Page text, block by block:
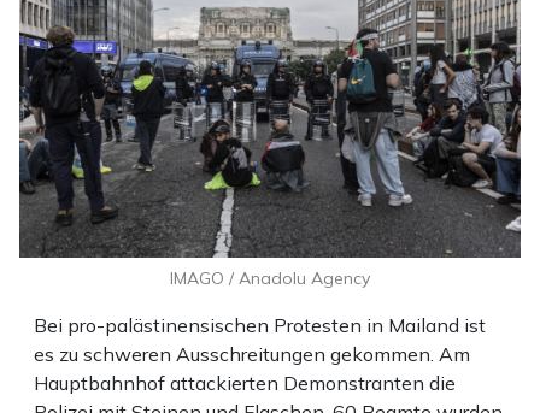
Bei pro-palästinensischen Protesten in Mailand ist
es zu schweren Ausschreitungen gekommen. Am
Hauptbahnhof attackierten Demonstranten die
IMAGO / Anadolu Agency